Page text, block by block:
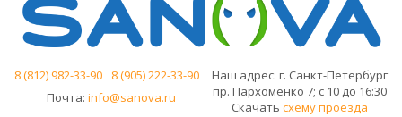
8 (812) 982-33-90
8 (905) 222-33-90
Почта: info@sanova.ru
Наш адрес: г. Санкт-Петербург
пр. Пархоменко 7; с 10 до 16:30
Скачать схему проезда